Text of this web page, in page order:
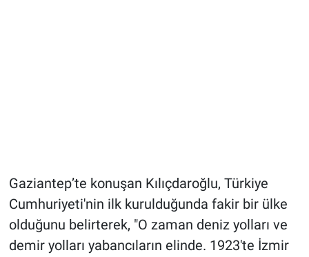
Gaziantep’te konuşan Kılıçdaroğlu, Türkiye
Cumhuriyeti'nin ilk kurulduğunda fakir bir ülke
olduğunu belirterek, "O zaman deniz yolları ve
demir yolları yabancıların elinde. 1923'te İzmir